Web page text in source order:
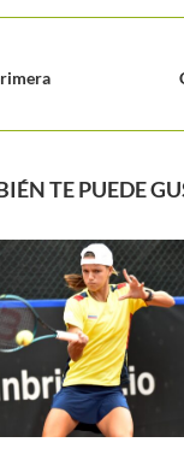
TE PUEDE
ROLAND